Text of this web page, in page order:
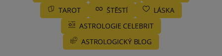
TAROT
ŠTĚSTÍ
LÁSKA
ASTROLOGIE CELEBRIT
ASTROLOGICKÝ BLOG